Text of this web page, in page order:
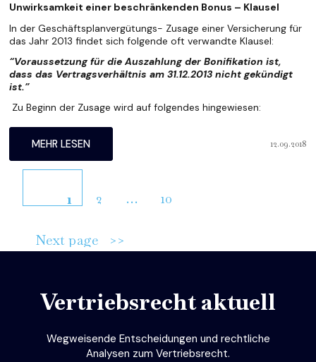
Unwirksamkeit einer beschränkenden Bonus – Klausel
In der Geschäftsplanvergütungs- Zusage einer Versicherung für
das Jahr 2013 findet sich folgende oft verwandte Klausel:
“Voraussetzung für die Auszahlung der Bonifikation ist,
dass das Vertragsverhältnis am 31.12.2013 nicht gekündigt
ist.”
Zu Beginn der Zusage wird auf folgendes hingewiesen:
MEHR LESEN 12.09.2018
Beitragsnavigation
Page1 Page
2 … Page
10
Next page
Vertriebsrecht aktuell
Wegweisende Entscheidungen und rechtliche
Analysen zum Vertriebsrecht.